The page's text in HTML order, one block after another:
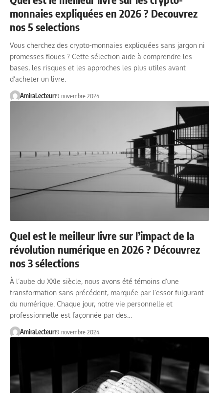
monnaies expliquées en 2026 ? Decouvrez
nos 5 selections
Vous cherchez des crypto-monnaies expliquées sans jargon ni
promesses floues ? Cette sélection aide à comprendre les
bases, les risques et les approches les plus utiles avant
d’acheter un livre.
AmiraLecteur19 novembre 2024
Quel est le meilleur livre sur l’impact de la
révolution numérique en 2026 ? Découvrez
nos 3 sélections
À l’aube du XXIe siècle, nous avons été témoins d’une
transformation sans précédent, marquée par l’essor fulgurant
du numérique. Chaque jour, notre vie personnelle et
professionnelle est façonnée par des…
AmiraLecteur19 novembre 2024